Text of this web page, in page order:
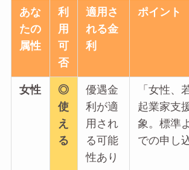
あな
たの
属性
利
用
可
否
適用さ
れる金
利
ポイント
女性
◎
使
え
る
優遇金
利が適
用され
る可能
性あり
「女性、
起業家支
象。標準
での申し